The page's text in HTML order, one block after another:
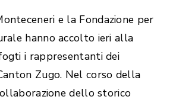
e la Fondazione per
hanno accolto ieri alla
i rappresentanti dei
Zugo. Nel corso della
dello storico